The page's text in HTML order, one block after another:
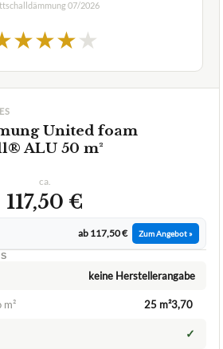
07/2026
★★★★
United foam
ALU 50 m²
ca.
117,50 €
ab 117,50 € Zum Angebot »
keine Herstellerangabe
25 m²3,70 
✓